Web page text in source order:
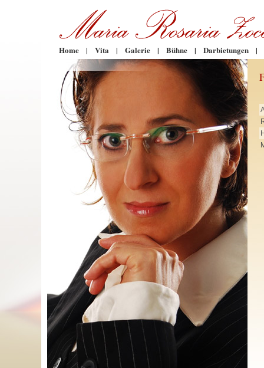
Home | Vita | Galerie | Bühne | Darbietungen |